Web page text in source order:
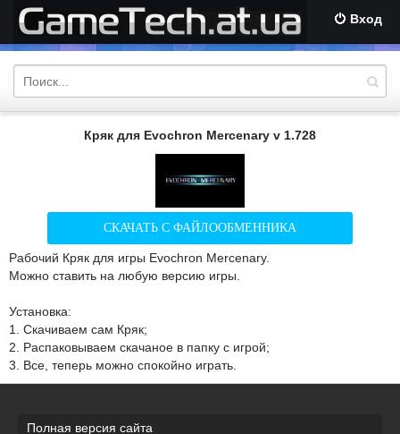
Вход
Кряк для Evochron Mercenary v 1.728
СКАЧАТЬ С ФАЙЛООБМЕННИКА
Рабочий Кряк для игры Evochron Mercenary.
Можно ставить на любую версию игры.
Установка:
1. Скачиваем сам Кряк;
2. Распаковываем скачаное в папку с игрой;
3. Все, теперь можно спокойно играть.
Полная версия сайта